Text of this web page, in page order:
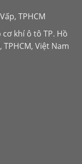
TPHCM
khí ô tô TP. Hồ
Việt Nam